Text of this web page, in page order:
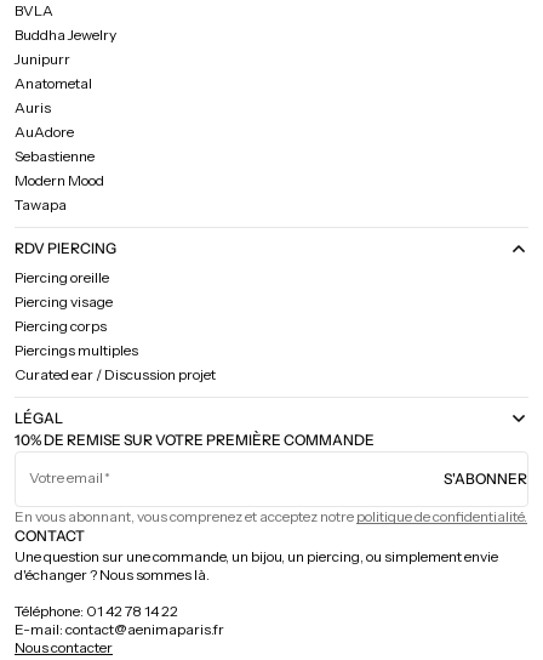
10% DE REMISE SUR VOTRE PREMIÈRE COMMANDE
Votre email S'ABONNER
En vous abonnant, vous comprenez et acceptez notre politique de confidentialité.
BVLA
Buddha Jewelry
Junipurr
Anatometal
Auris
AuAdore
Sebastienne
Modern Mood
Tawapa
RDV PIERCING
Piercing oreille
Piercing visage
Piercing corps
Piercings multiples
Curated ear / Discussion projet
LÉGAL
CONTACT
Une question sur une commande, un bijou, un piercing, ou simplement envie
d'échanger ? Nous sommes là.
Téléphone: 01 42 78 14 22
E-mail: contact@aenimaparis.fr
Nous contacter